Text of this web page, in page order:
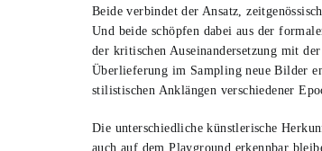
Beide verbindet der Ansatz,
Und beide schöpfen dabei aus der
der kritischen Auseinandersetzung mit
Überlieferung im Sampling neue Bilder
stilistischen Anklängen verschiedener
Die unterschiedliche künstlerische
auch auf dem Playground erkennbar